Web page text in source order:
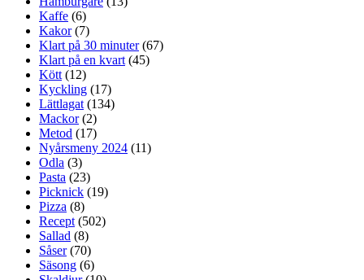
Kaffe (6)
Kakor(7)
Klart på 30 minuter(67)
Klart på en kvart (45)
Kött (12)
Kyckling (17)
Lättlagat (134)
Mackor(2)
Metod (17)
Nyårsmeny 2024 (11)
Odla (3)
Pasta (23)
Picknick (19)
Pizza (8)
Recept (502)
Sallad (8)
Såser(70)
Säsong (6)